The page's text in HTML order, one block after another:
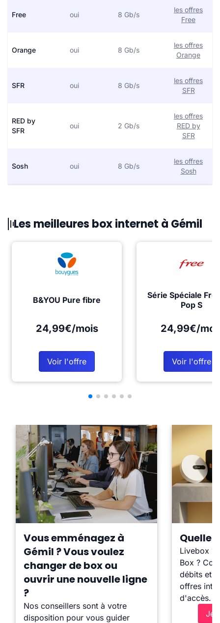
Free oui 8 Gb/s
les offres
Free
Orange oui 8 Gb/s
les offres
Orange
SFR oui 8 Gb/s
les offres
SFR
RED by
SFR
oui 2 Gb/s
les offres
RED by
SFR
Sosh oui 8 Gb/s
les offres
Sosh
Les meilleures box internet à Gémil
B&YOU Pure fibre
24,99€/mois
Voir l'offre
Série Spéciale
Pop S
24,99€/
Voir l'offre
Vous emménagez à
Gémil ? Vous voulez
changer de box ou
ouvrir une nouvelle ligne
?
Nos conseillers sont à votre
disposition pour vous guider
Quelle
Livebox ?
Box ?
débits et
offres
d'accès.
Je